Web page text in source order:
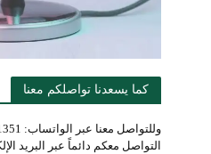
كما يسعدنا تواصلكم معنا